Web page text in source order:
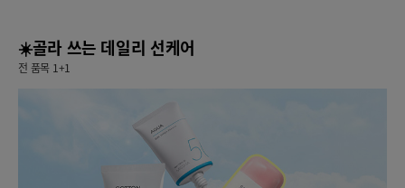
☀️골라 쓰는 데일리 선케어
전 품목 1+1